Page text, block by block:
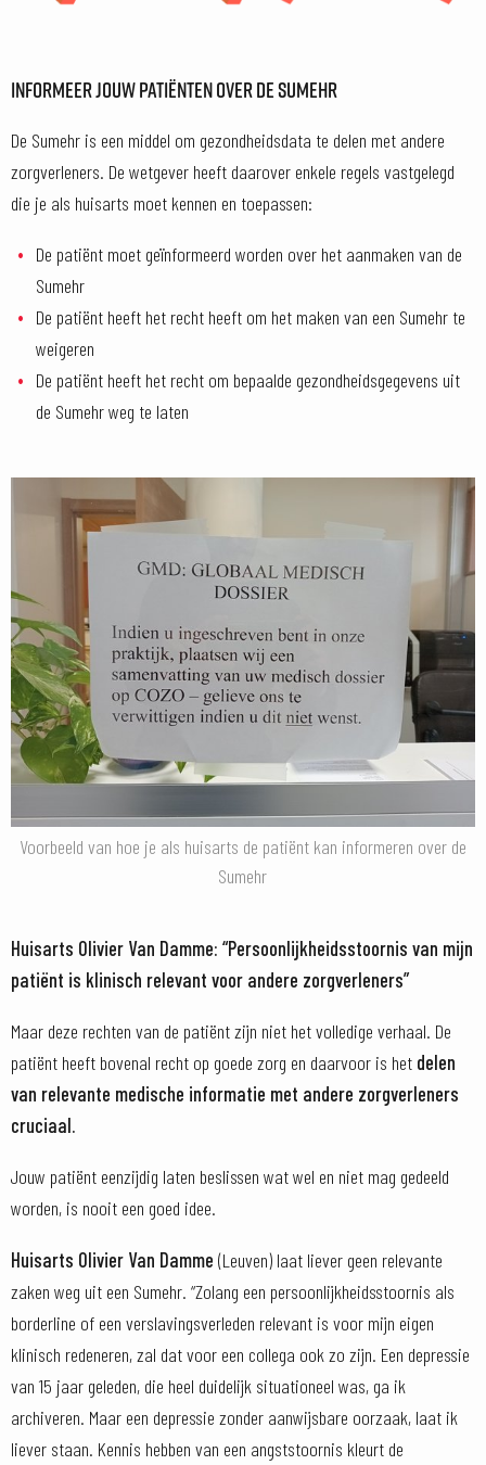
INFORMEER JOUW PATIËNTEN OVER DE SUMEHR
De Sumehr is een middel om gezondheidsdata te delen met andere
zorgverleners. De wetgever heeft daarover enkele regels vastgelegd
die je als huisarts moet kennen en toepassen:
De patiënt moet geïnformeerd worden over het aanmaken van de
Sumehr
De patiënt heeft het recht heeft om het maken van een Sumehr te
weigeren
De patiënt heeft het recht om bepaalde gezondheidsgegevens uit
de Sumehr weg te laten
Voorbeeld van hoe je als huisarts de patiënt kan informeren over de
Sumehr
Huisarts Olivier Van Damme: “Persoonlijkheidsstoornis van mijn
patiënt is klinisch relevant voor andere zorgverleners”
Maar deze rechten van de patiënt zijn niet het volledige verhaal. De
patiënt heeft bovenal recht op goede zorg en daarvoor is het delen
van relevante medische informatie met andere zorgverleners
cruciaal.
Jouw patiënt eenzijdig laten beslissen wat wel en niet mag gedeeld
worden, is nooit een goed idee.
Huisarts Olivier Van Damme (Leuven) laat liever geen relevante
zaken weg uit een Sumehr. “Zolang een persoonlijkheidsstoornis als
borderline of een verslavingsverleden relevant is voor mijn eigen
klinisch redeneren, zal dat voor een collega ook zo zijn. Een depressie
van 15 jaar geleden, die heel duidelijk situationeel was, ga ik
archiveren. Maar een depressie zonder aanwijsbare oorzaak, laat ik
liever staan. Kennis hebben van een angststoornis kleurt de